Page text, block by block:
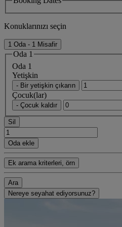
Konuklarınızı seçin
1 Oda - 1 Misafir
Oda 1
Oda 1
Yetişkin
- Bir yetişkin çıkarın
Çocuk(lar)
- Çocuk kaldır
Sil
Oda ekle
Ek arama kriterleri, örn
Ara
Nereye seyahat ediyorsunuz?